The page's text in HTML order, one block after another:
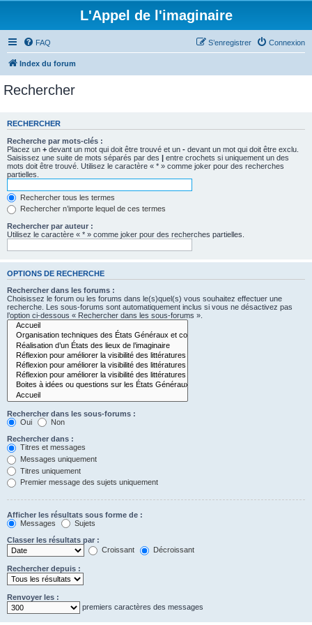
L'Appel de l'imaginaire
FAQ Connexion
S’enregistrer
Index du forum
Rechercher
RECHERCHER
Recherche par mots-clés :
Placez un + devant un mot qui doit être trouvé et un - devant un mot qui doit être exclu.
Saisissez une suite de mots séparés par des | entre crochets si uniquement un des
mots doit être trouvé. Utilisez le caractère « * » comme joker pour des recherches
partielles.
Rechercher tous les termes
Rechercher n’importe lequel de ces termes
Rechercher par auteur :
Utilisez le caractère « * » comme joker pour des recherches partielles.
OPTIONS DE RECHERCHE
Rechercher dans les forums :
Choisissez le forum ou les forums dans le(s)quel(s) vous souhaitez effectuer une
recherche. Les sous-forums sont automatiquement inclus si vous ne désactivez pas
l’option ci-dessous « Rechercher dans les sous-forums ».
Rechercher dans les sous-forums :
Oui
Non
Rechercher dans :
Titres et messages
Messages uniquement
Titres uniquement
Premier message des sujets uniquement
Afficher les résultats sous forme de :
Messages
Sujets
Classer les résultats par :
Croissant
Décroissant
Rechercher depuis :
Renvoyer les :
premiers caractères des messages